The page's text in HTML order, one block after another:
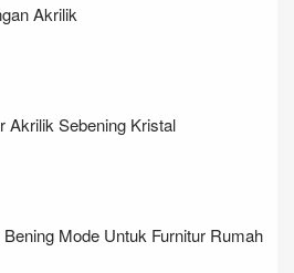
Akrilik
Akrilik Sebening Kristal
Mode Untuk Furnitur Rumah